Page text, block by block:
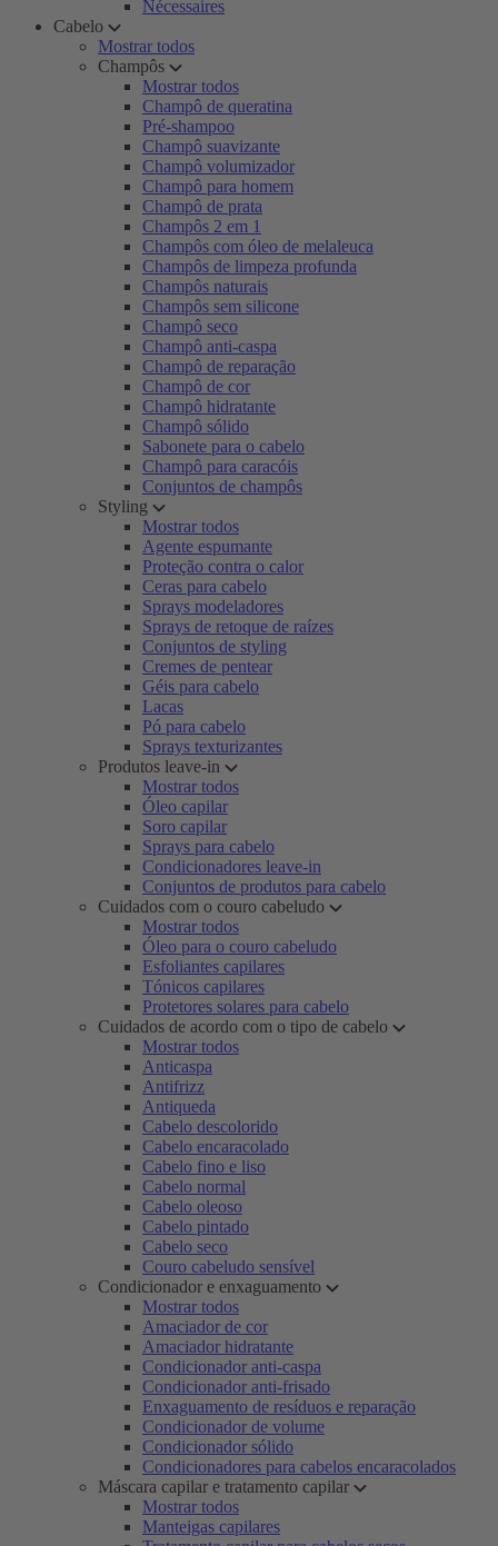
Nécessaires
Cabelo
Mostrar todos
Champôs
Mostrar todos
Champô de queratina
Pré-shampoo
Champô suavizante
Champô volumizador
Champô para homem
Champô de prata
Champôs 2 em 1
Champôs com óleo de melaleuca
Champôs de limpeza profunda
Champôs naturais
Champôs sem silicone
Champô seco
Champô anti-caspa
Champô de reparação
Champô de cor
Champô hidratante
Champô sólido
Sabonete para o cabelo
Champô para caracóis
Conjuntos de champôs
Styling
Mostrar todos
Agente espumante
Proteção contra o calor
Ceras para cabelo
Sprays modeladores
Sprays de retoque de raízes
Conjuntos de styling
Cremes de pentear
Géis para cabelo
Lacas
Pó para cabelo
Sprays texturizantes
Produtos leave-in
Mostrar todos
Óleo capilar
Soro capilar
Sprays para cabelo
Condicionadores leave-in
Conjuntos de produtos para cabelo
Cuidados com o couro cabeludo
Mostrar todos
Óleo para o couro cabeludo
Esfoliantes capilares
Tónicos capilares
Protetores solares para cabelo
Cuidados de acordo com o tipo de cabelo
Mostrar todos
Anticaspa
Antifrizz
Antiqueda
Cabelo descolorido
Cabelo encaracolado
Cabelo fino e liso
Cabelo normal
Cabelo oleoso
Cabelo pintado
Cabelo seco
Couro cabeludo sensível
Condicionador e enxaguamento
Mostrar todos
Amaciador de cor
Amaciador hidratante
Condicionador anti-caspa
Condicionador anti-frisado
Enxaguamento de resíduos e reparação
Condicionador de volume
Condicionador sólido
Condicionadores para cabelos encaracolados
Máscara capilar e tratamento capilar
Mostrar todos
Manteigas capilares